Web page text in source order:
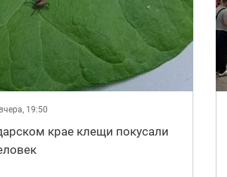
вчера, 19:50
крае клещи покусали